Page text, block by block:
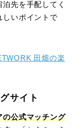
先を手配してく
しいポイントで
田畑の楽
サイト
の公式マッチング